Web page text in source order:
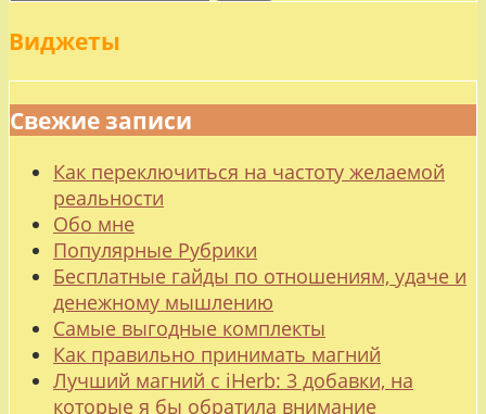
Виджеты
Свежие записи
Как переключиться на частоту желаемой
реальности
Обо мне
Популярные Рубрики
Бесплатные гайды по отношениям, удаче и
денежному мышлению
Самые выгодные комплекты
Как правильно принимать магний
Лучший магний с iHerb: 3 добавки, на
которые я бы обратила внимание